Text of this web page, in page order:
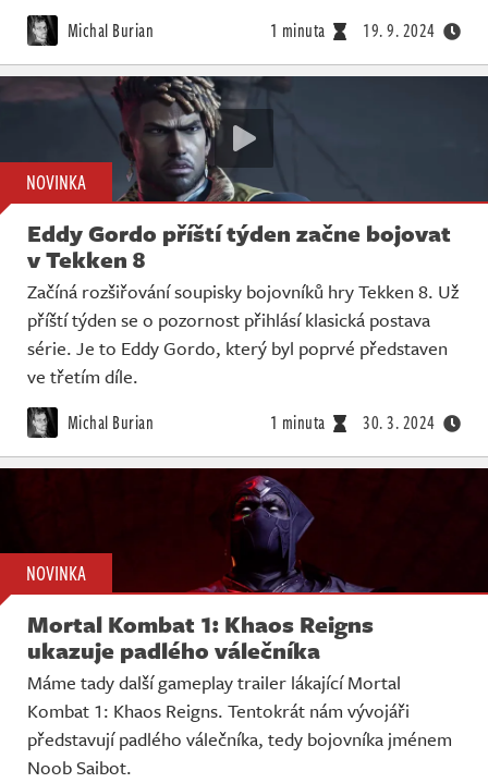
Michal Burian 1 minuta 19. 9. 2024
NOVINKA
Eddy Gordo příští týden začne bojovat
v Tekken 8
Začíná rozšiřování soupisky bojovníků hry Tekken 8. Už
příští týden se o pozornost přihlásí klasická postava
série. Je to Eddy Gordo, který byl poprvé představen
ve třetím díle.
Michal Burian 1 minuta 30. 3. 2024
NOVINKA
Mortal Kombat 1: Khaos Reigns
ukazuje padlého válečníka
Máme tady další gameplay trailer lákající Mortal
Kombat 1: Khaos Reigns. Tentokrát nám vývojáři
představují padlého válečníka, tedy bojovníka jménem
Noob Saibot.